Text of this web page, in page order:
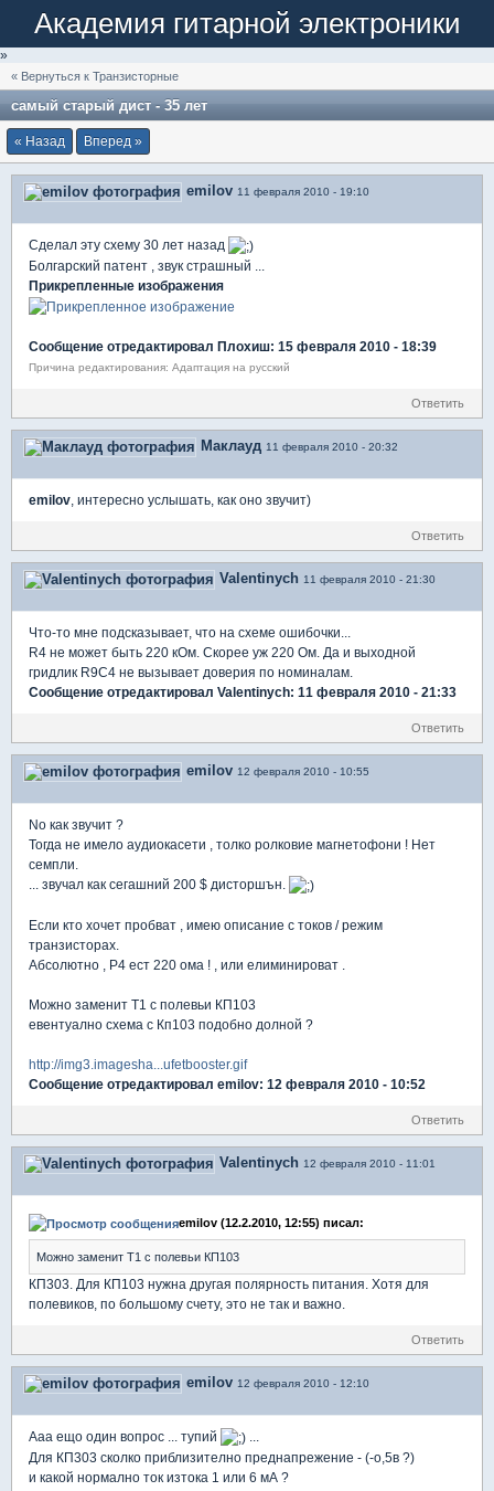
Академия гитарной электроники
»
« Вернуться к Транзисторные
самый старый дист - 35 лет
« Назад Вперед »
emilov 11 февраля 2010 - 19:10
Сделал эту схему 30 лет назад
Болгарский патент , звук страшный ...
Прикрепленные изображения
Сообщение отредактировал Плохиш: 15 февраля 2010 - 18:39
Причина редактирования: Адаптация на русский
Ответить
Маклауд 11 февраля 2010 - 20:32
emilov , интересно услышать, как оно звучит)
Ответить
Valentinych 11 февраля 2010 - 21:30
Что-то мне подсказывает, что на схеме ошибочки...
R4 не может быть 220 кОм. Скорее уж 220 Ом. Да и выходной
гридлик R9C4 не вызывает доверия по номиналам.
Сообщение отредактировал Valentinych: 11 февраля 2010 - 21:33
Ответить
emilov 12 февраля 2010 - 10:55
No как звучит ?
Тогда не имело аудиокасети , толко ролковие магнетофони ! Нет
семпли.
... звучал как сегашний 200 $ дисторшън.
Если кто хочет пробват , имею описание с токов / режим
транзисторах.
Абсолютно , Р4 ест 220 ома ! , или елиминироват .
Можно заменит Т1 с полевьи КП103
евентуално схема с Кп103 подобно долной ?
http://img3.imagesha...ufetbooster.gif
Сообщение отредактировал emilov: 12 февраля 2010 - 10:52
Ответить
Valentinych 12 февраля 2010 - 11:01
emilov (12.2.2010, 12:55) писал:
Можно заменит Т1 с полевьи КП103
КП303. Для КП103 нужна другая полярность питания. Хотя для
полевиков, по большому счету, это не так и важно.
Ответить
emilov 12 февраля 2010 - 12:10
Ааа ещо один вопрос ... тупий
Для КП303 сколко приблизително преднапрежение - (-о,5в ?)
и какой нормално ток изтока 1 или 6 мА ?